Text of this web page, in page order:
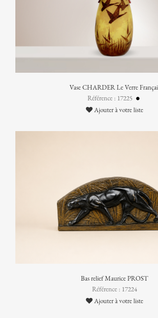
Vase CHARDER Le Verre
Référence : 17225
Ajouter à votre liste
Bas relief Maurice PROST
Référence : 17224
Ajouter à votre liste